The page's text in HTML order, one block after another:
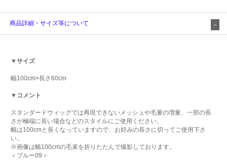
商品詳細・サイズ等について
▼サイズ
幅100cm×長さ60cm
▼コメント
スタンダードウィッグでは再現できないメッシュや毛量の増量、一部の長
さが極端に長い場合などのスタイルにご使用ください。
幅は100cmと長くなっていますので、お好みの長さに切ってご使用下さ
い。
※画像は幅100cmの毛束を折りたたんで撮影しております。
＜ブルー09＞